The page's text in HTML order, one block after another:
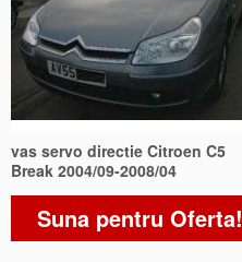
vas servo directie Citroen C5
Break 2004/09-2008/04
Suna pentru Oferta!